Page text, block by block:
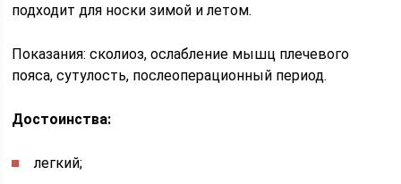
подходит для носки зимой и летом.
Показания: сколиоз, ослабление мышц плечевого
пояса, сутулость, послеоперационный период.
Достоинства:
легкий;